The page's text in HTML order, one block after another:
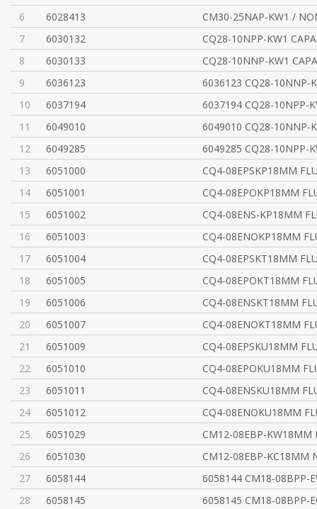
6
6028413
CM30-25NAP-KW1 /
7
6030132
CQ28-10NPP-KW1
8
6030133
CQ28-10NNP-KW1
9
6036123
6036123 CQ28-10NNP-
10
6037194
6037194 CQ28-10NPP-
11
6049010
6049010 CQ28-10NNP-
12
6049285
6049285 CQ28-10NPP-
13
6051000
CQ4-08EPSKP18MM
14
6051001
CQ4-08EPOKP18MM
15
6051002
CQ4-08ENS-KP18MM
16
6051003
CQ4-08ENOKP18MM
17
6051004
CQ4-08EPSKT18MM
18
6051005
CQ4-08EPOKT18MM
19
6051006
CQ4-08ENSKT18MM
20
6051007
CQ4-08ENOKT18MM
21
6051009
CQ4-08EPSKU18MM
22
6051010
CQ4-08EPOKU18MM
23
6051011
CQ4-08ENSKU18MM
24
6051012
CQ4-08ENOKU18MM
25
6051029
CM12-08EBP-KW18MM
26
6051030
CM12-08EBP-KC18MM
27
6058144
6058144 CM18-08BPP-
28
6058145
6058145 CM18-08BPP-